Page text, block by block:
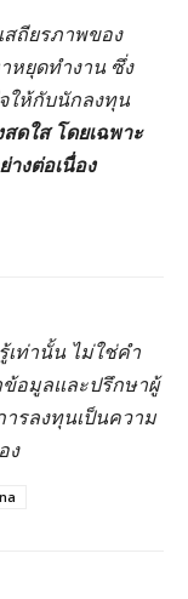
สถียรภาพของ
ยุดทำงาน ซึ่ง
ให้กับนักลงทุน
ดใส โดยเฉพาะ
างต่อเนื่อง
ท่านั้น ไม่ใช่คำ
อมูลและปรึกษาผู้
รลงทุนเป็นความ
ง